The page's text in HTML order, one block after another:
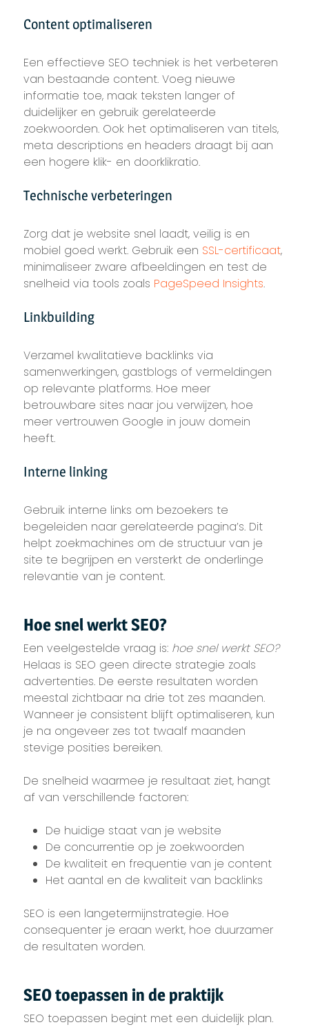
Content optimaliseren
Een effectieve SEO techniek is het verbeteren
van bestaande content. Voeg nieuwe
informatie toe, maak teksten langer of
duidelijker en gebruik gerelateerde
zoekwoorden. Ook het optimaliseren van titels,
meta descriptions en headers draagt bij aan
een hogere klik- en doorklikratio.
Technische verbeteringen
Zorg dat je website snel laadt, veilig is en
mobiel goed werkt. Gebruik een SSL-certificaat,
minimaliseer zware afbeeldingen en test de
snelheid via tools zoals PageSpeed Insights.
Linkbuilding
Verzamel kwalitatieve backlinks via
samenwerkingen, gastblogs of vermeldingen
op relevante platforms. Hoe meer
betrouwbare sites naar jou verwijzen, hoe
meer vertrouwen Google in jouw domein
heeft.
Interne linking
Gebruik interne links om bezoekers te
begeleiden naar gerelateerde pagina’s. Dit
helpt zoekmachines om de structuur van je
site te begrijpen en versterkt de onderlinge
relevantie van je content.
Hoe snel werkt SEO?
Een veelgestelde vraag is: hoe snel werkt SEO?
Helaas is SEO geen directe strategie zoals
advertenties. De eerste resultaten worden
meestal zichtbaar na drie tot zes maanden.
Wanneer je consistent blijft optimaliseren, kun
je na ongeveer zes tot twaalf maanden
stevige posities bereiken.
De snelheid waarmee je resultaat ziet, hangt
af van verschillende factoren:
De huidige staat van je website
De concurrentie op je zoekwoorden
De kwaliteit en frequentie van je content
Het aantal en de kwaliteit van backlinks
SEO is een langetermijnstrategie. Hoe
consequenter je eraan werkt, hoe duurzamer
de resultaten worden.
SEO toepassen in de praktijk
SEO toepassen begint met een duidelijk plan.